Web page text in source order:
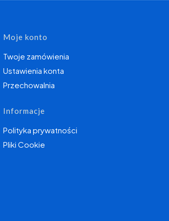
Moje konto
Twoje zamówienia
Ustawienia konta
Przechowalnia
Informacje
Polityka prywatności
Pliki Cookie